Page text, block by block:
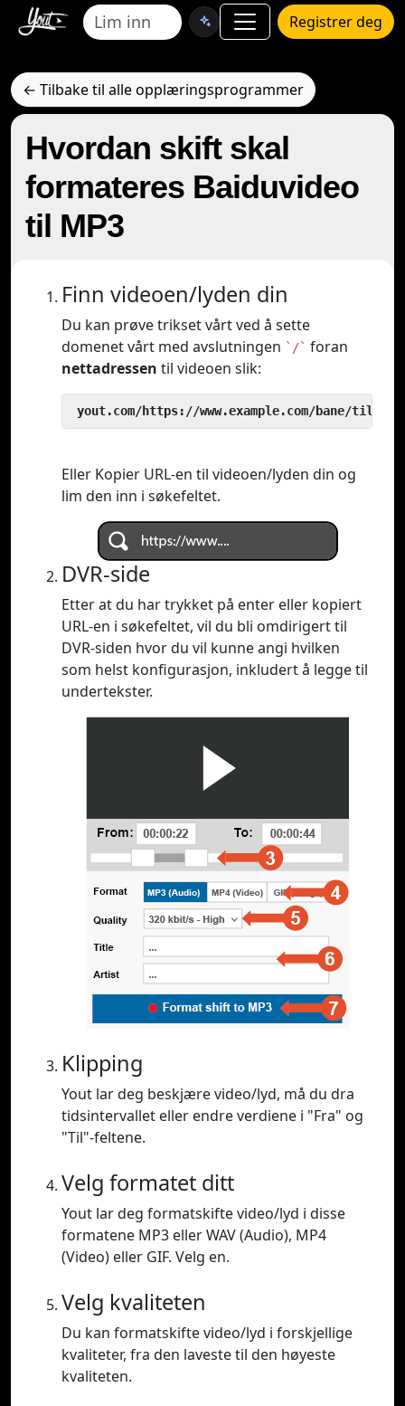
Registrer deg
← Tilbake til alle opplæringsprogrammer
Hvordan skift skal
formateres Baiduvideo
til MP3
Finn videoen/lyden din
Du kan prøve trikset vårt ved å sette
domenet vårt med avslutningen `/` foran
nettadressen til videoen slik:
yout.com/https://www.example.com/bane/til/
Eller Kopier URL-en til videoen/lyden din og
lim den inn i søkefeltet.
DVR-side
Etter at du har trykket på enter eller kopiert
URL-en i søkefeltet, vil du bli omdirigert til
DVR-siden hvor du vil kunne angi hvilken
som helst konfigurasjon, inkludert å legge til
undertekster.
Klipping
Yout lar deg beskjære video/lyd, må du dra
tidsintervallet eller endre verdiene i "Fra" og
"Til"-feltene.
Velg formatet ditt
Yout lar deg formatskifte video/lyd i disse
formatene MP3 eller WAV (Audio), MP4
(Video) eller GIF. Velg en.
Velg kvaliteten
Du kan formatskifte video/lyd i forskjellige
kvaliteter, fra den laveste til den høyeste
kvaliteten.